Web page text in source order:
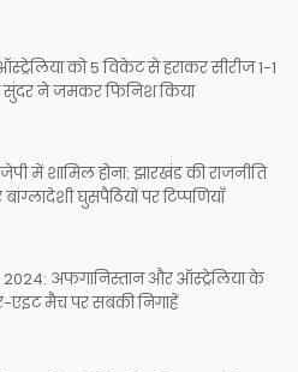
को 5 विकेट से हराकर सीरीज 1-1
सुंदर ने जमकर फिनिश किया
में शामिल होना: झारखंड की राजनीति
घुसपैठियों पर टिप्पणियाँ
अफगानिस्तान और ऑस्ट्रेलिया के
एइट मैच पर सबकी निगाहें